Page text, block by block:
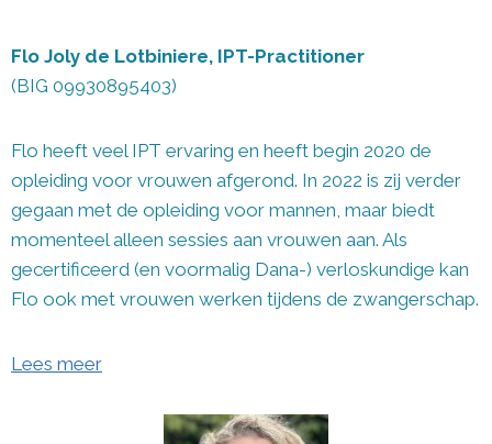
Flo Joly de Lotbiniere, IPT-Practitioner
(BIG 09930895403)
Flo heeft veel IPT ervaring en heeft begin 2020 de
opleiding voor vrouwen afgerond. In 2022 is zij verder
gegaan met de opleiding voor mannen, maar biedt
momenteel alleen sessies aan vrouwen aan. Als
gecertificeerd (en voormalig Dana-) verloskundige kan
Flo ook met vrouwen werken tijdens de zwangerschap.
Lees meer